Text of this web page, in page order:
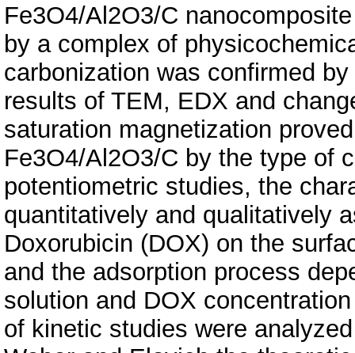
Fe3O4/Al2O3/С
by a complex of
carbonization was confirmed
results of TEM, EDX and
saturation magnetization
Fe3O4/Al2O3/С by the type of
potentiometric studies, the
quantitatively and qualitatively
Doxorubicin (DOX) on the
and the adsorption process
solution and DOX
of kinetic studies were